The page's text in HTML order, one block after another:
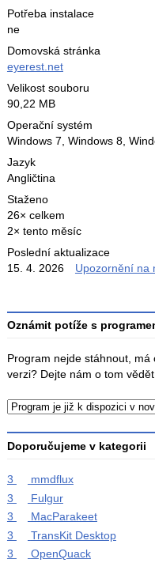
Potřeba instalace
ne
Domovská stránka
eyerest.net
Velikost souboru
90,22 MB
Operační systém
Windows 7, Windows 8,
Jazyk
Angličtina
Staženo
26× celkem
2× tento měsíc
Poslední aktualizace
15. 4. 2026
Upozornění na
Oznámit potíže s
Program nejde stáhnout,
verzi? Dejte nám o tom
Doporučujeme v kategorii
3
mmdflux
3
Fulgur
3
MacParakeet
3
TransKit Desktop
3
OpenQuack